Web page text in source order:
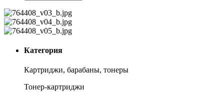
Категория
Картриджи, барабаны, тонеры
Тонер-картриджи